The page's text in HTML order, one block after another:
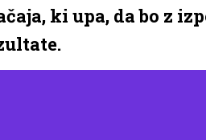
ki upa, da bo z